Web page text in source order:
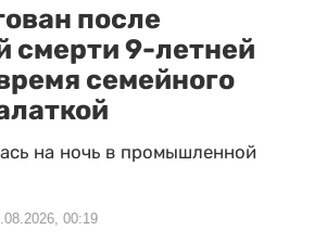
после
смерти 9-летней
семейного
на ночь в промышленной
00:19